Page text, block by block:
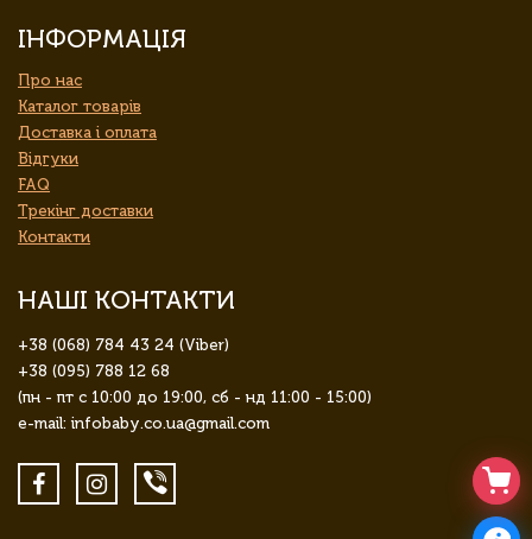
ІНФОРМАЦІЯ
Про нас
Каталог товарів
Доставка і оплата
Відгуки
FAQ
Трекінг доставки
Контакти
НАШІ КОНТАКТИ
+38 (068) 784 43 24 (Viber)
+38 (095) 788 12 68
(пн - пт с 10:00 до 19:00, сб - нд 11:00 - 15:00)
e-mail: infobaby.co.ua@gmail.com